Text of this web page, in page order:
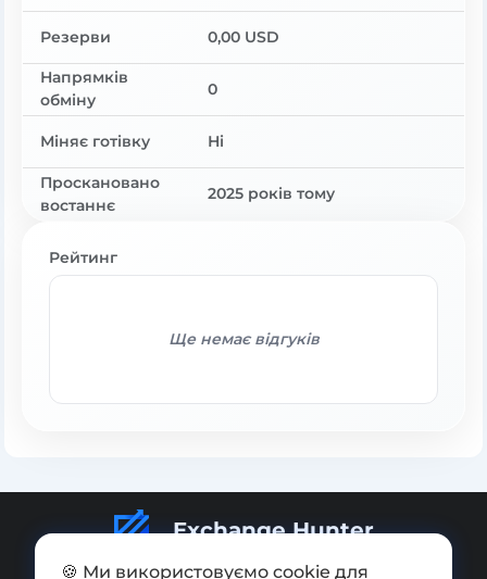
Резерви 0,00 USD
Напрямків
обміну
0
Міняє готівку Ні
Проскановано
востаннє
2025 років тому
Рейтинг
Ще немає відгуків
Exchange Hunter
🍪 Ми використовуємо cookie для